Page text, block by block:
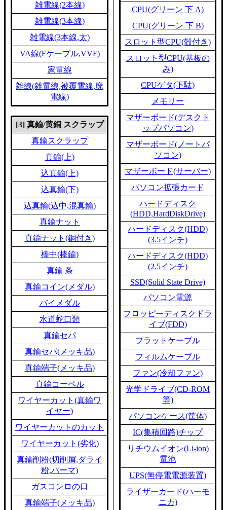
雑電線(2本線)
雑電線(3本線)
雑電線(3本線,太)
VA線(Fケーブル,VVF)
家電線
雑線(雑電線,被覆電線,廃
電線)
[3] 真鍮/黄銅 スクラップ
真鍮スクラップ
真鍮(上)
込真鍮(上)
込真鍮(下)
込真鍮(込中,混真鍮)
真鍮ナット
真鍮ナット(銅付き)
棒中(棒鍮)
真鍮 条
真鍮コイン(メダル)
バイメダル
水道蛇口類
真鍮セパ
真鍮セパ(メッキ品)
真鍮端子(メッキ品)
真鍮コーペル
ワイヤーカット(真鍮ワ
イヤー)
ワイヤーカットのカット
ワイヤーカット(劣化)
真鍮削粉(切削屑,ダライ
粉,パーマ)
ガスコンロの口
真鍮端子(メッキ品)
CPU(グリーン 下 A)
CPU(グリーン 下 B)
スロット型CPU(殻付き)
スロット型CPU(基板の
み)
CPUゲタ(下駄)
メモリー
マザーボード(デスクト
ップパソコン)
マザーボード(ノートパ
ソコン)
マザーボード(サーバー)
パソコン拡張カード
ハードディスク
(HDD,HardDiskDrive)
ハードディスク(HDD)
(3.5インチ)
ハードディスク(HDD)
(2.5インチ)
SSD(Solid State Drive)
パソコン電源
フロッピーディスクドラ
イブ(FDD)
フラットケーブル
フィルムケーブル
ファン(冷却ファン)
光学ドライブ(CD-ROM
等)
パソコンケース(筐体)
IC(集積回路)チップ
リチウムイオン(Li-ion)
電池
UPS(無停電電源装置)
ライザーカード(ハーモ
ニカ)